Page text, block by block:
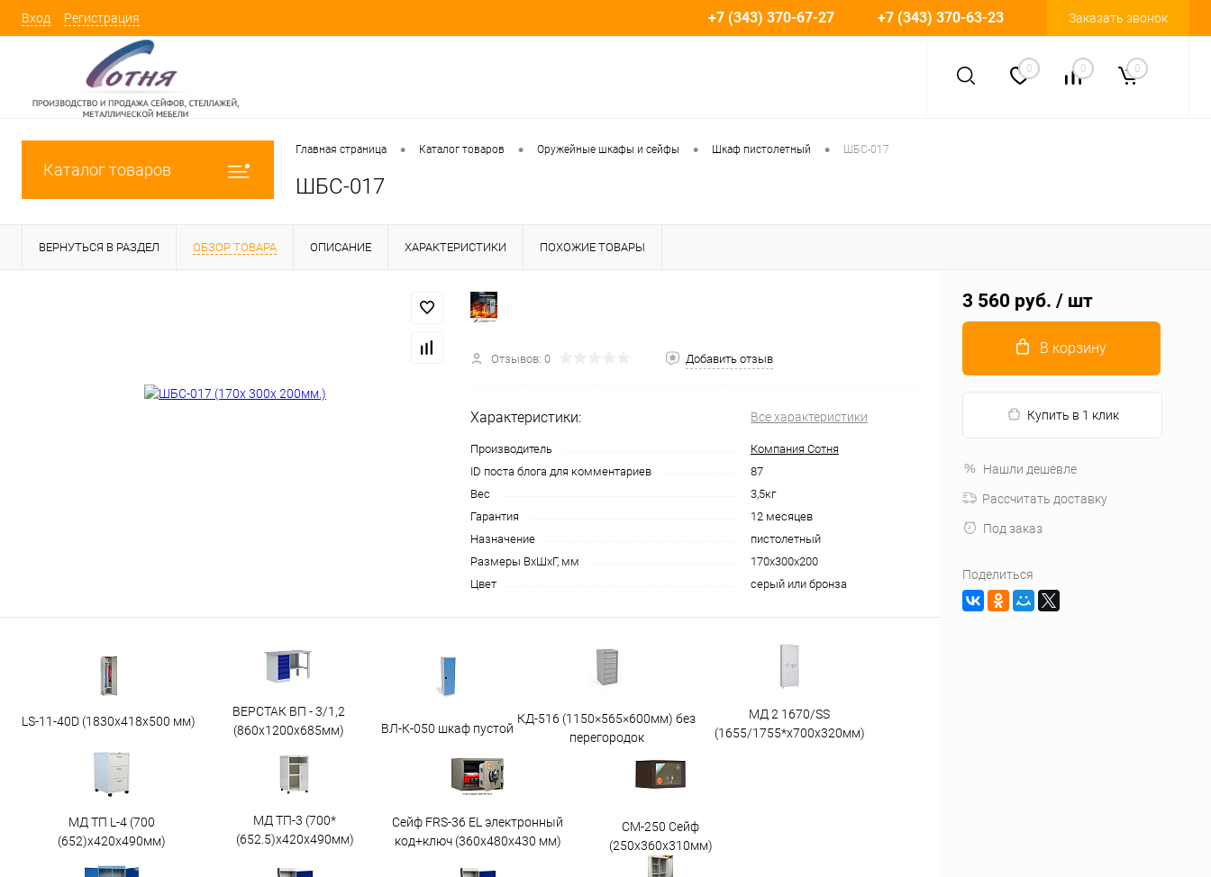
Вход Регистрация +7 (343) 370-67-27 +7 (343) 370-63-23 Заказать звонок
0 0 0
Каталог товаров
Главная страница • Каталог товаров • Оружейные шкафы и сейфы • Шкаф пистолетный • ШБС-017
ШБС-017
ВЕРНУТЬСЯ В РАЗДЕЛ ОБЗОР ТОВАРА ОПИСАНИЕ ХАРАКТЕРИСТИКИ ПОХОЖИЕ ТОВАРЫ
Отзывов: 0 Добавить отзыв
Характеристики: Все характеристики
Производитель
Компания Сотня
ID поста блога для комментариев
87
Вес
3,5кг
Гарантия
12 месяцев
Назначение
пистолетный
Размеры ВхШхГ, мм
170х300х200
Цвет
серый или бронза
LS-11-40D (1830x418x500 мм)
ВЕРСТАК ВП - 3/1,2
(860х1200х685мм)
ВЛ-К-050 шкаф пустой
КД-516 (1150×565×600мм) без
перегородок
МД 2 1670/SS
(1655/1755*x700x320мм)
МД ТП L-4 (700
(652)x420x490мм)
МД ТП-3 (700*
(652.5)x420x490мм)
Сейф FRS-36 EL электронный
код+ключ (360x480x430 мм)
СМ-250 Сейф
(250х360х310мм)
3 560 руб. / шт
В корзину
Купить в 1 клик
Нашли дешевле
Рассчитать доставку
Под заказ
Поделиться